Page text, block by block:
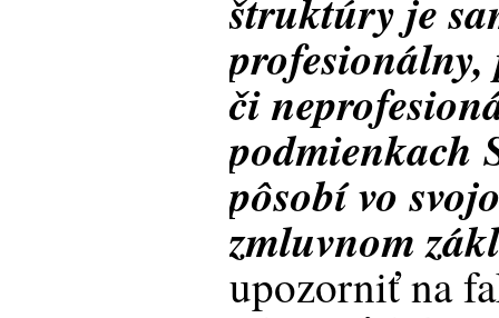
štruktúry je
či
podmienkach
pôsobí vo
zmluvnom
upozorniť na